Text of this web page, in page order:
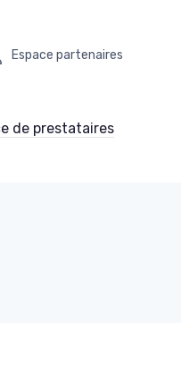
Espace partenaires
de prestataires